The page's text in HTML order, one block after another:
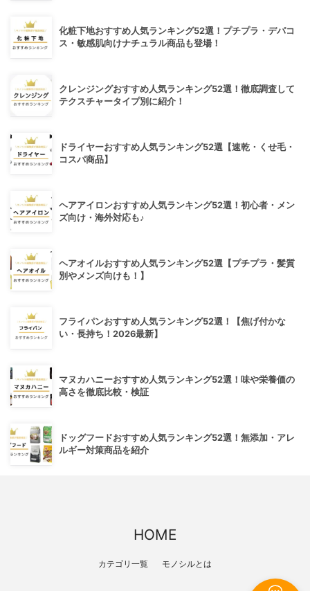
化粧下地おすすめ人気ランキング52選！プチプラ・デパコ
ス・敏感肌向けナチュラル商品も登場！
クレンジングおすすめ人気ランキング52選！徹底調査して
テクスチャータイプ別に紹介！
ドライヤーおすすめ人気ランキング52選【速乾・くせ毛・
コスパ商品】
ヘアアイロンおすすめ人気ランキング52選！初心者・メン
ズ向け・海外対応も♪
ヘアオイルおすすめ人気ランキング52選【プチプラ・髪質
別やメンズ向けも！】
フライパンおすすめ人気ランキング52選！【焦げ付かな
い・長持ち！2026最新】
マヌカハニーおすすめ人気ランキング52選！味や栄養価の
高さを徹底比較・検証
ドッグフードおすすめ人気ランキング52選！無添加・アレ
ルギー対策商品を紹介
HOME
カテゴリ一覧 モノシルとは